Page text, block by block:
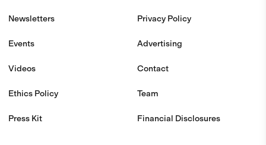
Newsletters
Events
Videos
Ethics Policy
Press Kit
Privacy Policy
Advertising
Contact
Team
Financial Disclosures